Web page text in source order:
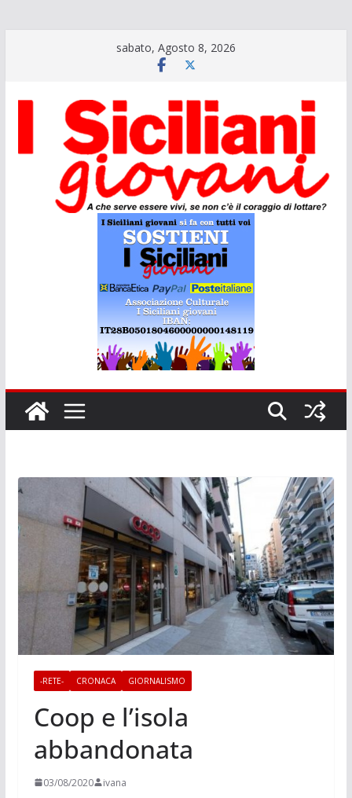
sabato, Agosto 8, 2026
-RETE- CRONACA GIORNALISMO
Coop e l’isola
abbandonata
03/08/2020 ivana